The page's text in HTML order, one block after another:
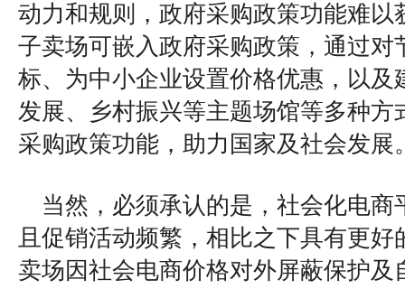
动力和规则，政府采购政策功能难以
子卖场可嵌入政府采购政策，通过对
标、为中小企业设置价格优惠，以及
发展、乡村振兴等主题场馆等多种方
采购政策功能，助力国家及社会发展
当然，必须承认的是，社会化电商
且促销活动频繁，相比之下具有更好
卖场因社会电商价格对外屏蔽保护及